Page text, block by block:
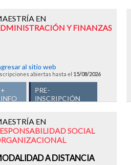
EN
Y FINANZAS
al sitio web
abiertas hasta el 15/08/2026
+
INFO
PRE-
INSCRIPCIÓN
EN
SOCIAL
A DISTANCIA